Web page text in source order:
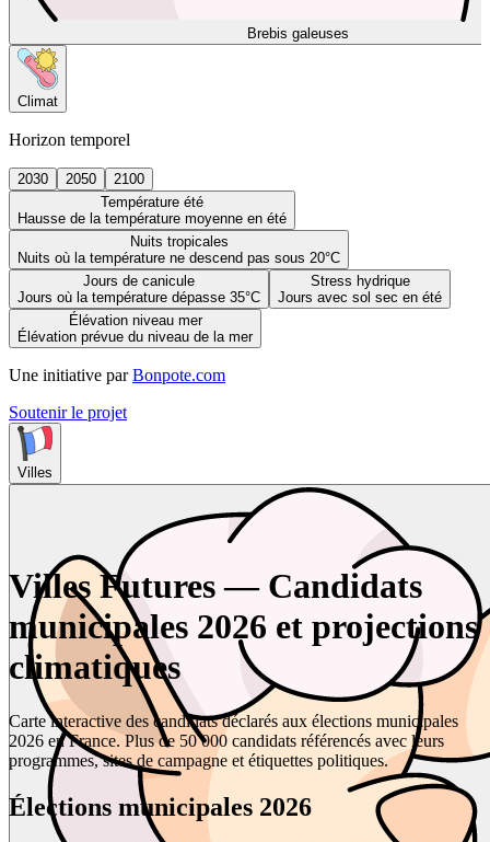
Brebis galeuses
Climat
Horizon temporel
2030 2050
2100
Température été
Hausse de la température moyenne en été
Nuits tropicales
Nuits où la température ne descend pas sous 20°C
Jours de canicule
Jours où la température dépasse 35°C
Stress hydrique
Jours avec sol sec en été
Élévation niveau mer
Élévation prévue du niveau de la mer
Une initiative par Bonpote.com
Soutenir le projet
Villes
Villes Futures — Candidats
municipales 2026 et projections
climatiques
Carte interactive des candidats déclarés aux élections municipales
2026 en France. Plus de 50 000 candidats référencés avec leurs
programmes, sites de campagne et étiquettes politiques.
Élections municipales 2026